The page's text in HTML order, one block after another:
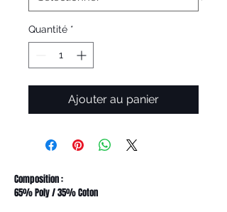
Quantité *
Ajouter au panier
Composition :
65% Poly / 35% Coton